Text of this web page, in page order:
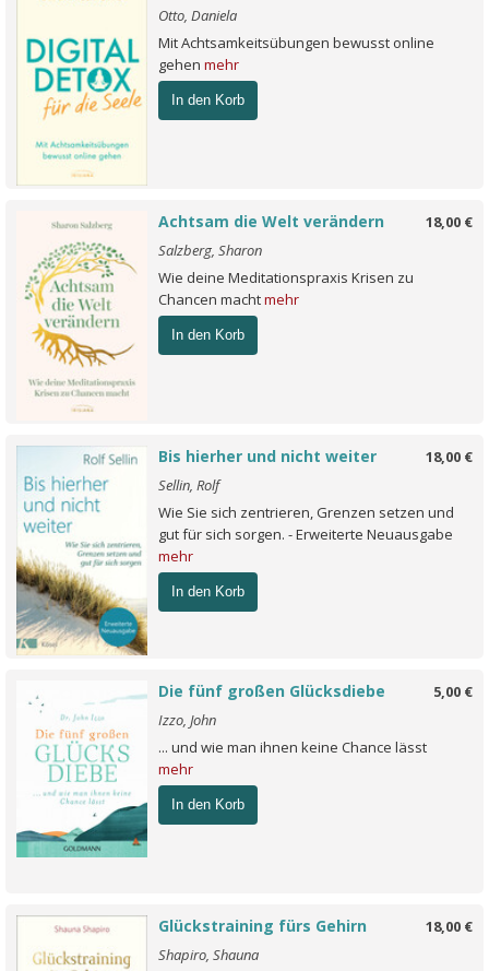
Otto, Daniela
Mit Achtsamkeitsübungen bewusst online
gehen mehr
In den Korb
18,00 €
Achtsam die Welt verändern
Salzberg, Sharon
Wie deine Meditationspraxis Krisen zu
Chancen machtmehr
In den Korb
18,00 €
Bis hierher und nicht weiter
Sellin, Rolf
Wie Sie sich zentrieren, Grenzen setzen und
gut für sich sorgen. - Erweiterte Neuausgabe
mehr
In den Korb
5,00 €
Die fünf großen Glücksdiebe
Izzo, John
... und wie man ihnen keine Chance lässt
mehr
In den Korb
18,00 €
Glückstraining fürs Gehirn
Shapiro, Shauna